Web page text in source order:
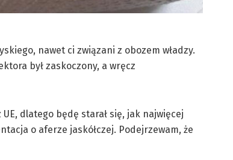
nawet ci związani z obozem władzy.
był zaskoczony, a wręcz
dlatego będę starał się, jak najwięcej
o aferze jaskółczej. Podejrzewam, że